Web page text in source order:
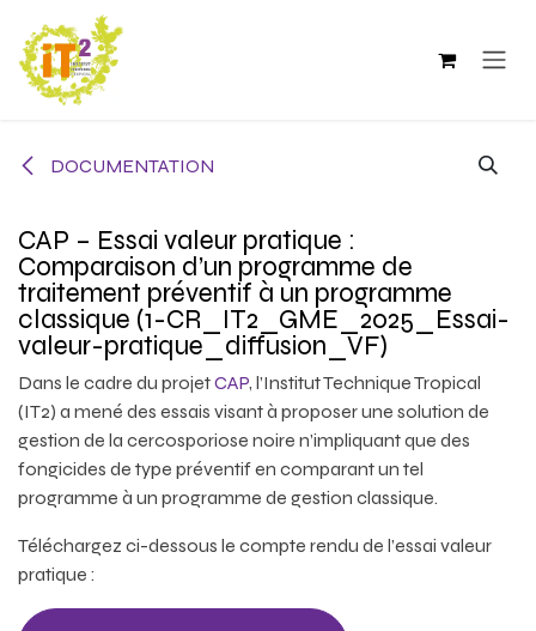
Se rendre au contenu
DOCUMENTATION
CAP – Essai valeur pratique :
Comparaison d’un programme de
traitement préventif à un programme
classique (1-CR_IT2_GME_2025_Essai-
valeur-pratique_diffusion_VF)
Dans le cadre du projetCAP, l’Institut Technique Tropical
(IT2) a mené des essais visant à proposer une solution de
gestion de la cercosporiose noire n’impliquant que des
fongicides de type préventif en comparant un tel
programme à un programme de gestion classique.
Téléchargez ci-dessous le compte rendu de l’essai valeur
pratique :